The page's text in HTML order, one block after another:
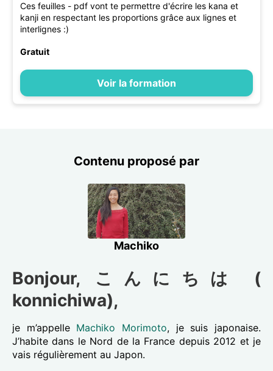
Ces feuilles - pdf vont te permettre d'écrire les kana et
kanji en respectant les proportions grâce aux lignes et
interlignes :)
Gratuit
Voir la formation
Contenu proposé par
Machiko
Bonjour, こんにちは (
konnichiwa),
je m’appelle Machiko Morimoto, je suis japonaise.
J’habite dans le Nord de la France depuis 2012 et je
vais régulièrement au Japon.